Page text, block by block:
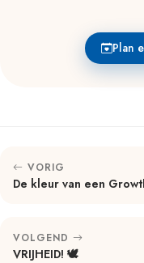
Plan
VORIG
De kleur van een
VOLGEND
VRIJHEID! 🕊️